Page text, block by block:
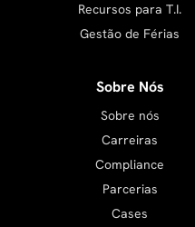
Recursos para T.I.
Gestão de Férias
Sobre Nós
Sobre nós
Carreiras
Compliance
Parcerias
Cases